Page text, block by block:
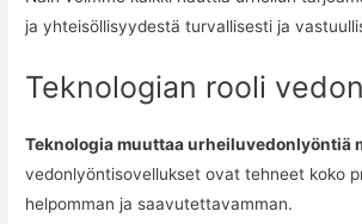
ja yhteisöllisyydestä turvallisesti ja
Teknologian rooli
Teknologia muuttaa urheiluvedonlyöntiä
vedonlyöntisovellukset ovat tehneet koko
helpomman ja saavutettavamman.